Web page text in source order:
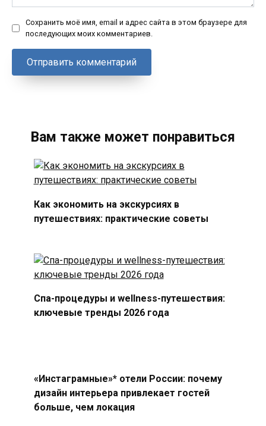
Сохранить моё имя, email и адрес сайта в этом браузере для
последующих моих комментариев.
Вам также может понравиться
Как экономить на экскурсиях в
путешествиях: практические советы
Спа-процедуры и wellness-путешествия:
ключевые тренды 2026 года
«Инстаграмные»* отели России: почему
дизайн интерьера привлекает гостей
больше, чем локация